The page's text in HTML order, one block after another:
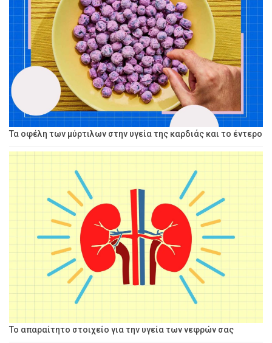
Τα οφέλη των μύρτιλων στην υγεία της καρδιάς και το έντερο
Το απαραίτητο στοιχείο για την υγεία των νεφρών σας